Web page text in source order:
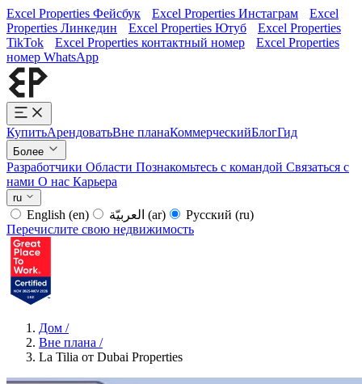
Excel Properties Фейсбук Excel Properties Инстаграм
Excel
Properties Линкедин
Excel Properties Ютуб
Excel Properties
TikTok
Excel Properties контактный номер
Excel Properties
номер WhatsApp
КупитьАрендоватьВне планаКоммерческийБлогГид
Более
Разработчики Области Познакомьтесь с командой Связаться с
нами О нас Карьера
ru
English (en) (ar) Русский (ru)
Перечислите свою недвижимость
Дом /
Вне плана /
La Tilia от Dubai Properties